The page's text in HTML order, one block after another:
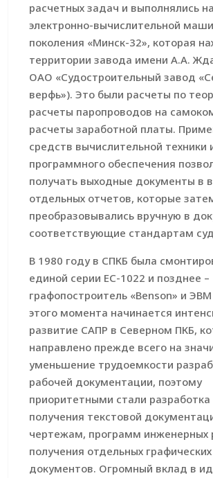
расчетных задач и выполнялись на
электронно-вычислительной
поколения «Минск-32», которая
территории завода имени А.А.
ОАО «Судостроительный завод
верфь»). Это были расчеты по
расчеты паропроводов на
расчеты заработной платы.
средств вычислительной техники
программного обеспечения
получать выходные документы в
отдельных отчетов, которые
преобразовывались вручную в
соответствующие стандартам
В 1980 году в СПКБ была
единой серии ЕС-1022 и позднее –
графопостроитель «Benson» и
этого момента начинается
развитие САПР в Северном ПКБ,
направлено прежде всего на
уменьшение трудоемкости
рабочей документации, поэтому
приоритетными стали
получения текстовой
чертежам, программ инженерных
получения отдельных графических
документов. Огромный вклад в